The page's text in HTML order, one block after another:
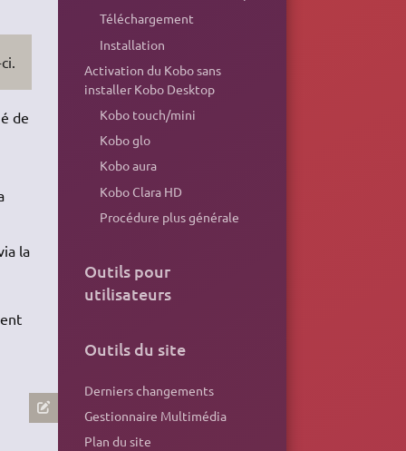
de
la
Téléchargement
Installation
Activation du Kobo sans
installer Kobo Desktop
Kobo touch/mini
Kobo glo
Kobo aura
Kobo Clara HD
Procédure plus générale
Outils pour
utilisateurs
Outils du site
Derniers changements
Gestionnaire Multimédia
Plan du site